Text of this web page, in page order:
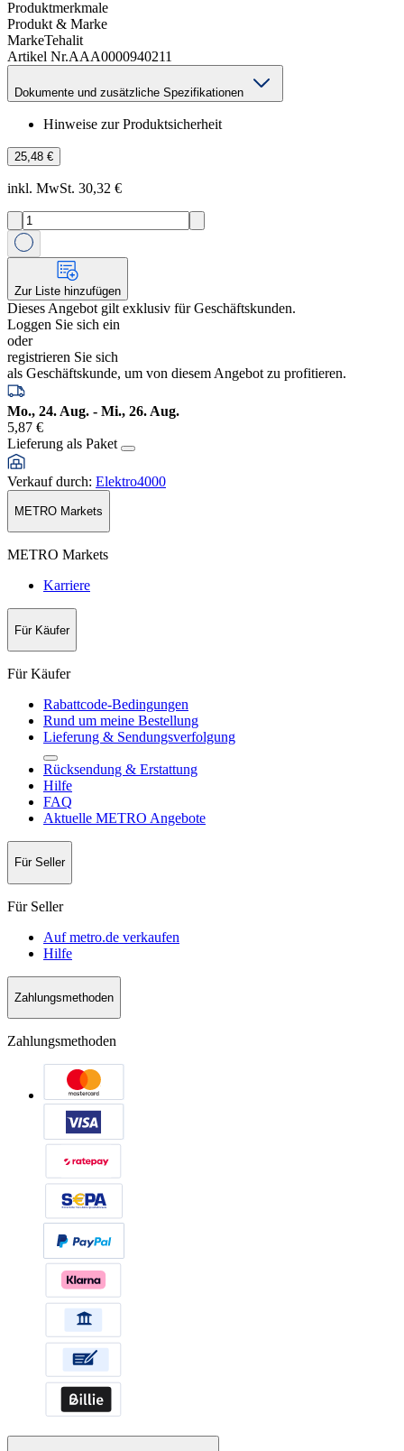
Produktmerkmale
Produkt & Marke
MarkeTehalit
Artikel Nr.AAA0000940211
Dokumente und zusätzliche Spezifikationen
Hinweise zur Produktsicherheit
25,48 €
inkl. MwSt. 30,32 €
Zur Liste hinzufügen
Dieses Angebot gilt exklusiv für Geschäftskunden.
Loggen Sie sich ein
oder
registrieren Sie sich
als Geschäftskunde, um von diesem Angebot zu profitieren.
Mo., 24. Aug. - Mi., 26. Aug.
5,87 €
Lieferung als Paket
Verkauf durch: Elektro4000
METRO Markets
METRO Markets
Karriere
Für Käufer
Für Käufer
Rabattcode-Bedingungen
Rund um meine Bestellung
Lieferung & Sendungsverfolgung
Rücksendung & Erstattung
Hilfe
FAQ
Aktuelle METRO Angebote
Für Seller
Für Seller
Auf metro.de verkaufen
Hilfe
Zahlungsmethoden
Zahlungsmethoden